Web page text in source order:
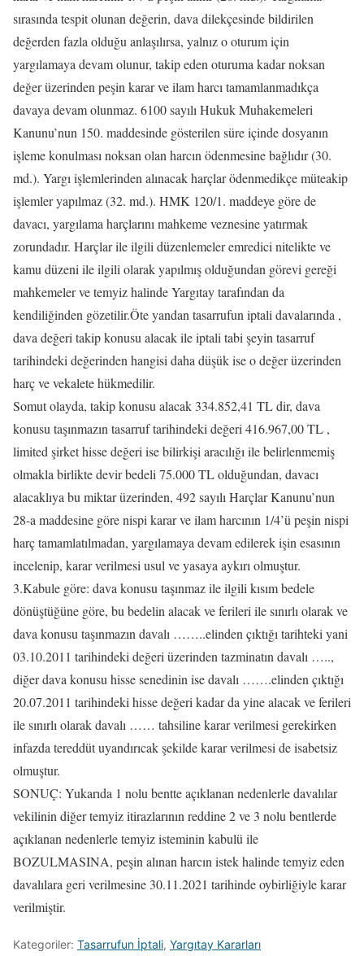
sırasında tespit olunan değerin, dava dilekçesinde bildirilen
değerden fazla olduğu anlaşılırsa, yalnız o oturum için
yargılamaya devam olunur, takip eden oturuma kadar noksan
değer üzerinden peşin karar ve ilam harcı tamamlanmadıkça
davaya devam olunmaz. 6100 sayılı Hukuk Muhakemeleri
Kanunu’nun 150. maddesinde gösterilen süre içinde dosyanın
işleme konulması noksan olan harcın ödenmesine bağlıdır (30.
md.). Yargı işlemlerinden alınacak harçlar ödenmedikçe müteakip
işlemler yapılmaz (32. md.). HMK 120/1. maddeye göre de
davacı, yargılama harçlarını mahkeme veznesine yatırmak
zorundadır. Harçlar ile ilgili düzenlemeler emredici nitelikte ve
kamu düzeni ile ilgili olarak yapılmış olduğundan görevi gereği
mahkemeler ve temyiz halinde Yargıtay tarafından da
kendiliğinden gözetilir.Öte yandan tasarrufun iptali davalarında ,
dava değeri takip konusu alacak ile iptali tabi şeyin tasarruf
tarihindeki değerinden hangisi daha düşük ise o değer üzerinden
harç ve vekalete hükmedilir.
Somut olayda, takip konusu alacak 334.852,41 TL dir, dava
konusu taşınmazın tasarruf tarihindeki değeri 416.967,00 TL ,
limited şirket hisse değeri ise bilirkişi aracılığı ile belirlenmemiş
olmakla birlikte devir bedeli 75.000 TL olduğundan, davacı
alacaklıya bu miktar üzerinden, 492 sayılı Harçlar Kanunu’nun
28-a maddesine göre nispi karar ve ilam harcının 1/4’ü peşin nispi
harç tamamlatılmadan, yargılamaya devam edilerek işin esasının
incelenip, karar verilmesi usul ve yasaya aykırı olmuştur.
3.Kabule göre: dava konusu taşınmaz ile ilgili kısım bedele
dönüştüğüne göre, bu bedelin alacak ve ferileri ile sınırlı olarak ve
dava konusu taşınmazın davalı ……..elinden çıktığı tarihteki yani
03.10.2011 tarihindeki değeri üzerinden tazminatın davalı …..,
diğer dava konusu hisse senedinin ise davalı …….elinden çıktığı
20.07.2011 tarihindeki hisse değeri kadar da yine alacak ve ferileri
ile sınırlı olarak davalı …… tahsiline karar verilmesi gerekirken
infazda tereddüt uyandırıcak şekilde karar verilmesi de isabetsiz
olmuştur.
SONUÇ: Yukarıda 1 nolu bentte açıklanan nedenlerle davalılar
vekilinin diğer temyiz itirazlarının reddine 2 ve 3 nolu bentlerde
açıklanan nedenlerle temyiz isteminin kabulü ile
BOZULMASINA, peşin alınan harcın istek halinde temyiz eden
davalılara geri verilmesine 30.11.2021 tarihinde oybirliğiyle karar
verilmiştir.
Kategoriler: Tasarrufun İptali, Yargıtay Kararları